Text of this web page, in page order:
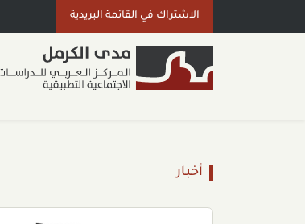
الاشتراك في القائمة البريدية
أخبار